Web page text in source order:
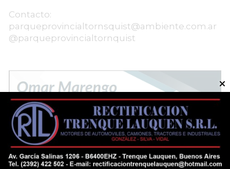
Contacto:
parqueprovincialtornsquist@ambiente.com.ar
@parqueprovincialtornquist